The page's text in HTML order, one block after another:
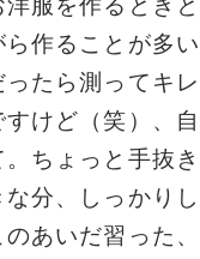
服を作るときと
作ることが多い
たら測ってキレ
けど（笑）、自
ちょっと手抜き
分、しっかりし
あいだ習った、